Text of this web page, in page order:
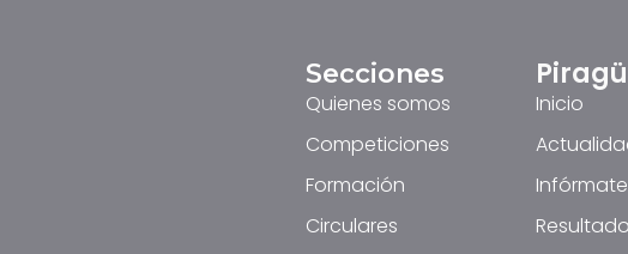
Secciones
Quienes somos
Competiciones
Formación
Circulares
Inicio
Infórmate